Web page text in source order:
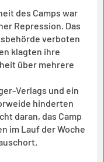
des Camps war
Repression. Das
verboten
klagten ihre
über mehrere
Verlags und ein
hinderten
daran, das Camp
im Lauf der Woche